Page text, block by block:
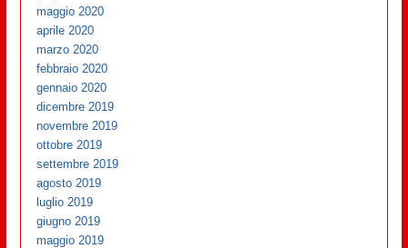
maggio 2020
aprile 2020
marzo 2020
febbraio 2020
gennaio 2020
dicembre 2019
novembre 2019
ottobre 2019
settembre 2019
agosto 2019
luglio 2019
giugno 2019
maggio 2019